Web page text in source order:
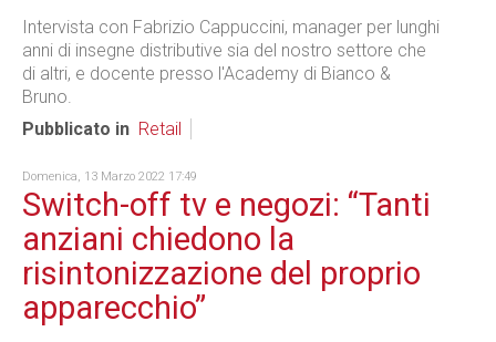
Intervista con Fabrizio Cappuccini, manager per lunghi
anni di insegne distributive sia del nostro settore che
di altri, e docente presso l'Academy di Bianco &
Bruno.
Pubblicato in Retail
Domenica, 13 Marzo 2022 17:49
Switch-off tv e negozi: “Tanti
anziani chiedono la
risintonizzazione del proprio
apparecchio”